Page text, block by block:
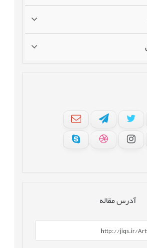
آدرس مقاله